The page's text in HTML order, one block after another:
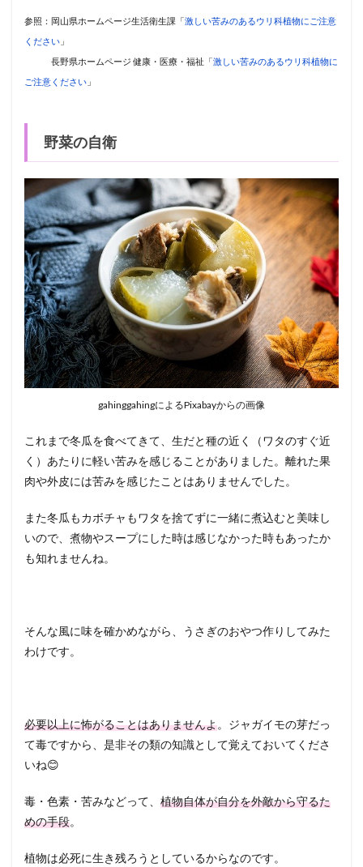
参照：岡山県ホームページ生活衛生課「激しい苦みのあるウリ科植物にご注意
ください 」
長野県ホームページ 健康・医療・福祉「激しい苦みのあるウリ科植物に
ご注意ください 」
野菜の自衛
gahinggahingによるPixabayからの画像
これまで冬瓜を食べてきて、生だと種の近く（ワタのすぐ近
く）あたりに軽い苦みを感じることがありました。離れた果
肉や外皮には苦みを感じたことはありませんでした。
また冬瓜もカボチャもワタを捨てずに一緒に煮込むと美味し
いので、煮物やスープにした時は感じなかった時もあったか
も知れませんね。
そんな風に味を確かめながら、うさぎのおやつ作りしてみた
わけです。
必要以上に怖がることはありませんよ。ジャガイモの芽だっ
て毒ですから、是非その類の知識として覚えておいてくださ
いね😊
毒・色素・苦みなどって、 植物自体が自分を外敵から守るた
めの手段。
植物は必死に生き残ろうとしているからなのです。